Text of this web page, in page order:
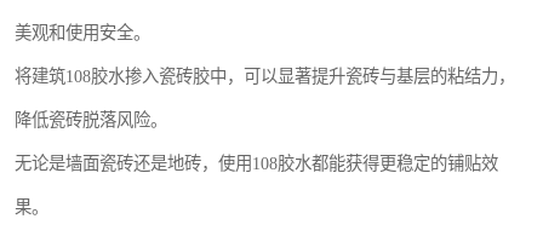
美观和使用安全。
将建筑108胶水掺入瓷砖胶中，可以显著提升瓷砖与基层的粘结力，
降低瓷砖脱落风险。
无论是墙面瓷砖还是地砖，使用108胶水都能获得更稳定的铺贴效
果。